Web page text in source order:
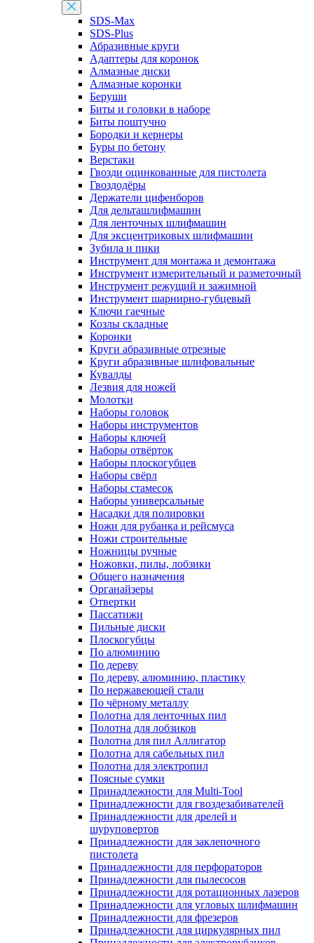
SDS-Max
SDS-Plus
Абразивные круги
Адаптеры для коронок
Алмазные диски
Алмазные коронки
Беруши
Биты и головки в наборе
Биты поштучно
Бородки и кернеры
Буры по бетону
Верстаки
Гвозди оцинкованные для пистолета
Гвоздодёры
Держатели цифенборов
Для дельташлифмашин
Для ленточных шлифмашин
Для эксцентриковых шлифмашин
Зубила и пики
Инструмент для монтажа и демонтажа
Инструмент измерительный и разметочный
Инструмент режущий и зажимной
Инструмент шарнирно-губцевый
Ключи гаечные
Козлы складные
Коронки
Круги абразивные отрезные
Круги абразивные шлифовальные
Кувалды
Лезвия для ножей
Молотки
Наборы головок
Наборы инструментов
Наборы ключей
Наборы отвёрток
Наборы плоскогубцев
Наборы свёрл
Наборы стамесок
Наборы универсальные
Насадки для полировки
Ножи для рубанка и рейсмуса
Ножи строительные
Ножницы ручные
Ножовки, пилы, лобзики
Общего назначения
Органайзеры
Отвертки
Пассатижи
Пильные диски
Плоскогубцы
По алюминию
По дереву
По дереву, алюминию, пластику
По нержавеющей стали
По чёрному металлу
Полотна для ленточных пил
Полотна для лобзиков
Полотна для пил Аллигатор
Полотна для сабельных пил
Полотна для электропил
Поясные сумки
Принадлежности для Multi-Tool
Принадлежности для гвоздезабивателей
Принадлежности для дрелей и
шуруповертов
Принадлежности для заклепочного
пистолета
Принадлежности для перфораторов
Принадлежности для пылесосов
Принадлежности для ротационных лазеров
Принадлежности для угловых шлифмашин
Принадлежности для фрезеров
Принадлежности для циркулярных пил